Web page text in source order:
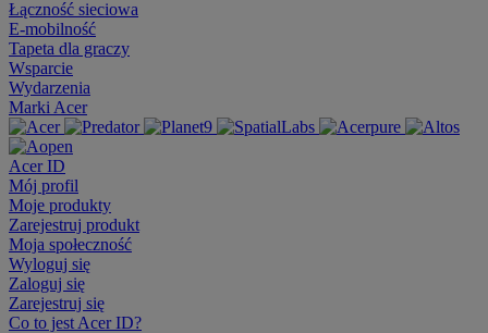
Łączność sieciowa
E-mobilność
Tapeta dla graczy
Wsparcie
Wydarzenia
Marki Acer
Acer ID
Mój profil
Moje produkty
Zarejestruj produkt
Moja społeczność
Wyloguj się
Zaloguj się
Zarejestruj się
Co to jest Acer ID?